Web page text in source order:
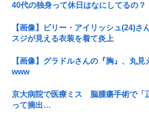
40代の独身って休日はなにしてるの？
【画像】ビリー・アイリッシュ(24)さ
スジが見える衣装を着て炎上
【画像】グラドルさんの『胸』、丸見
www
京大病院で医療ミス 脳腫瘍手術で「
って摘出…